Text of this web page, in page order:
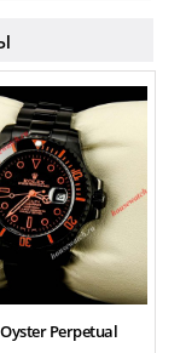
Perpetual